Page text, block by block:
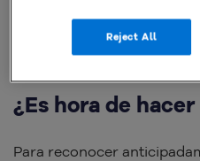
hacer un upgrade hacia a
momento adecuado.
¿Es hora de
Para reconocer
Reject All